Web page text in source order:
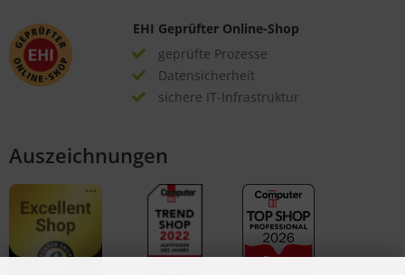
EHI Geprüfter Online-Shop
geprüfte Prozesse
Datensicherheit
sichere IT-Infrastruktur
Auszeichnungen